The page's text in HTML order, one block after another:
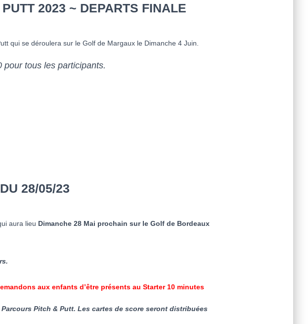
2023 ~ DEPARTS FINALE
qui se déroulera sur le Golf de Margaux le Dimanche 4 Juin.
tous les participants.
28/05/23
aura lieu Dimanche 28 Mai prochain sur le Golf de Bordeaux
aux enfants d’être présents au Starter 10 minutes
Pitch & Putt. Les cartes de score seront distribuées